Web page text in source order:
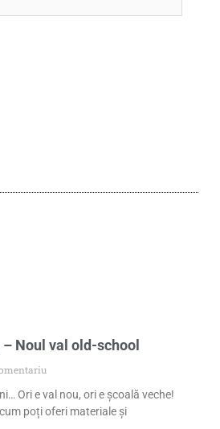
Noul val old-school
Ori e val nou, ori e școală veche!
poți oferi materiale și